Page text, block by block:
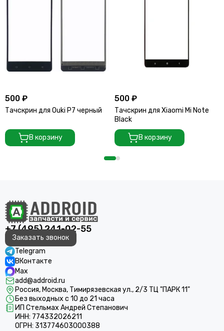
500 ₽
Тачскрин для Ouki P7 черный
В корзину
500 ₽
Тачскрин для Xiaomi Mi Note
Black
В корзину
+7 (495) 241-02-55
Заказать звонок
Telegram
ВКонтакте
Max
add@addroid.ru
Россия, Москва, Тимирязевская ул., 2/3 ТЦ "ПАРК 11"
Без выходных с 10 до 21 часа
ИП Стельмах Андрей Степанович
ИНН: 774332026211
ОГРН: 313774603000388